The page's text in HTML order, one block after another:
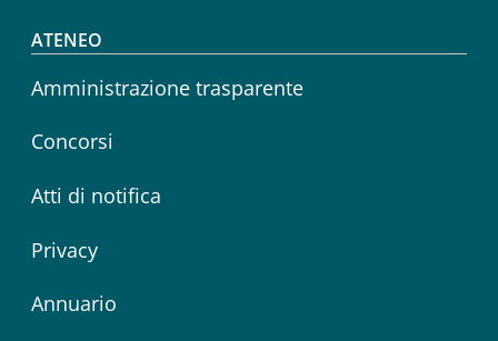
Footer menu
ATENEO
Amministrazione trasparente
Concorsi
Atti di notifica
Privacy
Annuario